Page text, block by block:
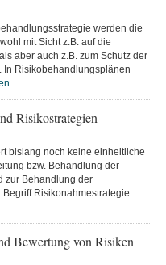
werden die
mit Sicht z.B. auf die
aber auch z.B. zum Schutz der
In Risikobehandlungsplänen
Risikostrategien
bislang noch keine einheitliche
bzw. Behandlung der
zur Behandlung der
Risikonahmestrategie
Bewertung von Risiken